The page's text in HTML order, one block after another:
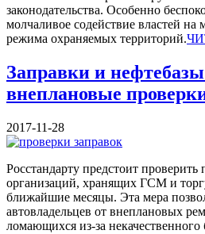
законодательства. Особенно
молчаливое содействие властей на
режима охраняемых территорий.
Заправки и
внеплановые
2017-11-28
Росстандарту предстоит проверить
организаций, хранящих ГСМ и
ближайшие месяцы. Эта мера
автовладельцев от внеплановых
ломающихся из-за некачественного